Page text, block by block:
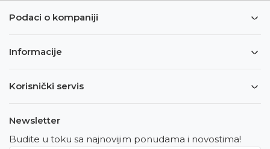
Podaci o kompaniji
Informacije
Korisnički servis
Newsletter
Budite u toku sa najnovijim ponudama i novostima!